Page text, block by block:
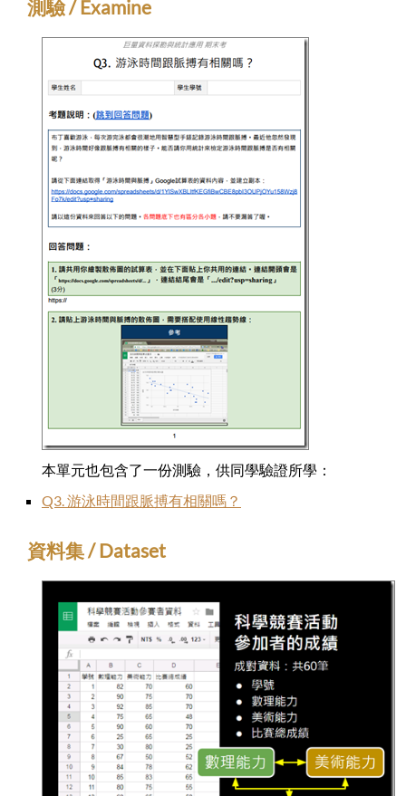
測驗 / Examine
本單元也包含了一份測驗，供同學驗證所學：
Q3. 游泳時間跟脈搏有相關嗎？
資料集 / Dataset